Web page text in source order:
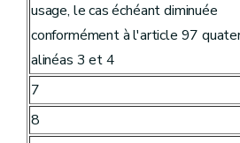
usage, le cas échéant diminuée
conformément à l'article 97
alinéas 3 et 4
7
8